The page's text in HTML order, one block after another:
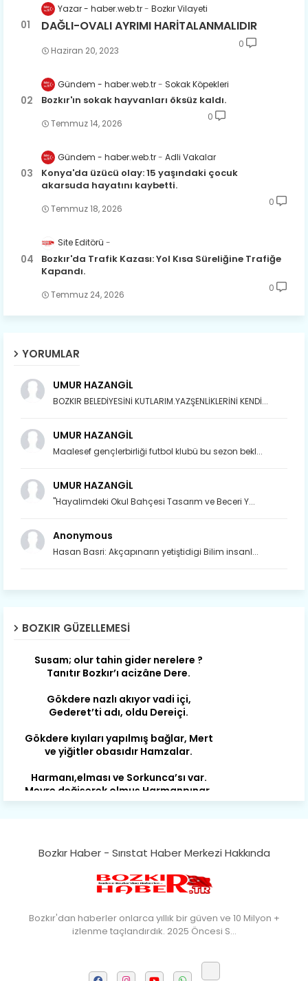
Yazar - haber.web.tr Bozkır Vilayeti
DAĞLI-OVALI AYRIMI HARİTALANMALIDIR
Haziran 20, 2023
0
Gündem - haber.web.tr Sokak Köpekleri
Bozkır'ın sokak hayvanları öksüz kaldı.
Temmuz 14, 2026
0
Gündem - haber.web.tr Adli Vakalar
Konya'da üzücü olay: 15 yaşındaki çocuk
akarsuda hayatını kaybetti.
Temmuz 18, 2026
0
Site Editörü
Bozkır'da Trafik Kazası: Yol Kısa Süreliğine Trafiğe
Kapandı.
Temmuz 24, 2026
0
YORUMLAR
UMUR HAZANGİL
BOZKIR BELEDİYESİNİ KUTLARIM.YAZŞENLİKLERİNİ KENDİ...
UMUR HAZANGİL
Maalesef gençlerbirliği futbol klubü bu sezon bekl...
UMUR HAZANGİL
"Hayalimdeki Okul Bahçesi Tasarım ve Beceri Y...
Anonymous
Hasan Basri: Akçapınarın yetiştidigi Bilim insanl...
BOZKIR GÜZELLEMESI
Tanıtır Bozkır’ı acizâne Dere.
Gökdere nazlı akıyor vadi içi,
Gederet’ti adı, oldu Dereiçi.
Gökdere kıyıları yapılmış bağlar, Mert
Harmanı,elması ve Sorkunca’sı var.
kan, Bunlarla kasaba olmuş Sarıoğlan.
Çarşamba’nın koynunda tarih çok
yorgun. Şehit Berâtlı, halkı yiğit genç
Perşembe de yaşlılardan aldım öğüt,
Mazimdeki ismi şanla taşır Söğüt.
Tarih, kültür, ozan ve Gazi orda var.
Bozkır Haber - Sırıstat Haber Merkezi Hakkında
Bozkır'dan haberler onlarca yıllık bir güven ve 10 Milyon +
izlenme taçlandırdık. 2025 Öncesi S…